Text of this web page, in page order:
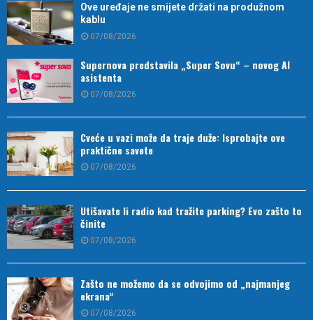
Ove uređaje ne smijete držati na produžnom
kablu
07/08/2026
Supernova predstavila „Super Sovu“ – novog AI
asistenta
07/08/2026
Cveće u vazi može da traje duže: Isprobajte ove
praktične savete
07/08/2026
Utišavate li radio kad tražite parking? Evo zašto to
činite
07/08/2026
Zašto ne možemo da se odvojimo od „najmanjeg
ekrana“
07/08/2026